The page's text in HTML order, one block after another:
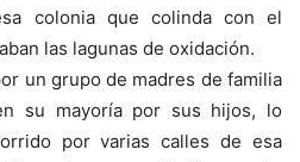
colonia que colinda con el
las lagunas de oxidación.
un grupo de madres de familia
su mayoría por sus hijos, lo
por varias calles de esa